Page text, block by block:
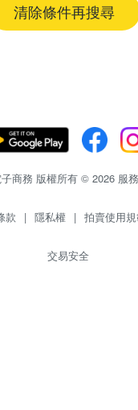
清除條件再搜尋
商務 版權所有 © 2026 服
款 | 隱私權 | 拍賣使用
交易安全